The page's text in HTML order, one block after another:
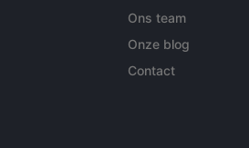
Ons team
Onze blog
Contact